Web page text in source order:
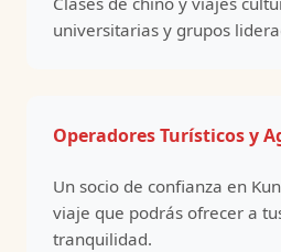
universitarias y grupos
Operadores Turísticos y
Un socio de confianza en
viaje que podrás ofrecer a
tranquilidad.